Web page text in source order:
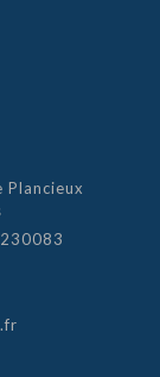
Plancieux